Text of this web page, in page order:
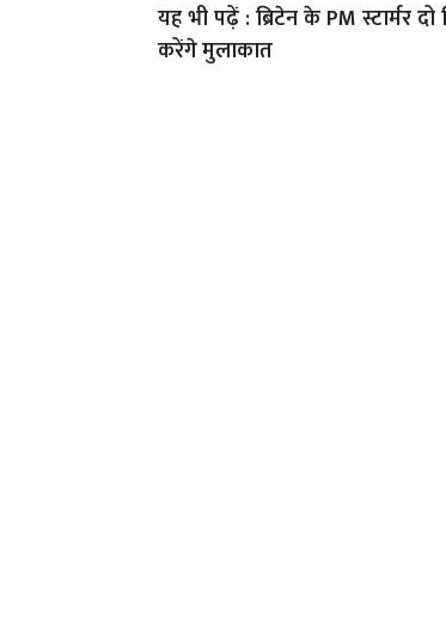
यह भी पढ़ें :ब्रिटेन के PM स्टार्मर
करेंगे मुलाकात